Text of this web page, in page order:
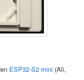
ESP32-S2 mini(Ali,